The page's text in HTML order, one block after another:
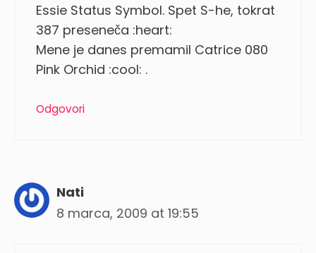
Essie Status Symbol. Spet S-he, tokrat
387 preseneča :heart:
Mene je danes premamil Catrice 080
Pink Orchid :cool: .
Odgovori
Nati
8 marca, 2009 at 19:55